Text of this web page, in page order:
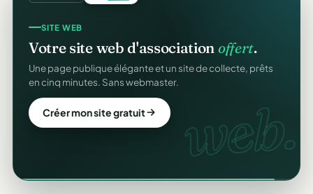
web.
SITE WEB
Votre site web d'association offert.
Une page publique élégante et un site de collecte, prêts
en cinq minutes. Sans webmaster.
Créer mon site gratuit